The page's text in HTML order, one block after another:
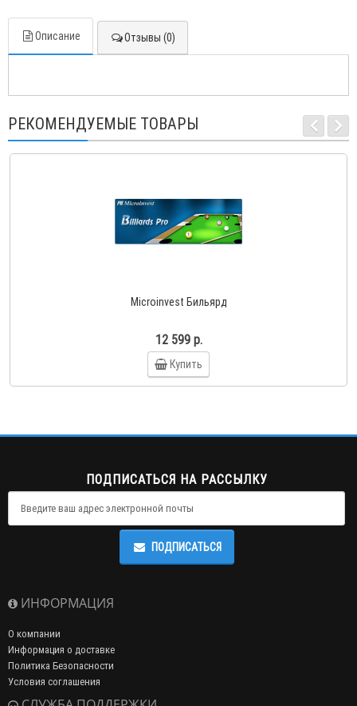
Описание Отзывы (0)
РЕКОМЕНДУЕМЫЕ ТОВАРЫ
Microinvest Бильярд
12 599 р.
Купить
ПОДПИСАТЬСЯ НА РАССЫЛКУ
ПОДПИСАТЬСЯ
ИНФОРМАЦИЯ
О компании
Информация о доставке
Политика Безопасности
Условия соглашения